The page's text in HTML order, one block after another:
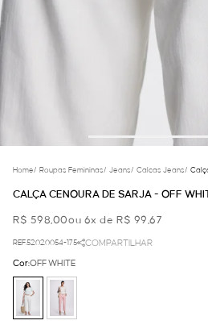
Home/ Roupas Femininas/ Jeans/ Calcas Jeans/
CALÇA CENOURA DE SARJA - OFF
R$ 598,00ou 6x de R$ 99,67
REF.52.02.0054-175 COMPARTILHAR
Cor:OFF WHITE